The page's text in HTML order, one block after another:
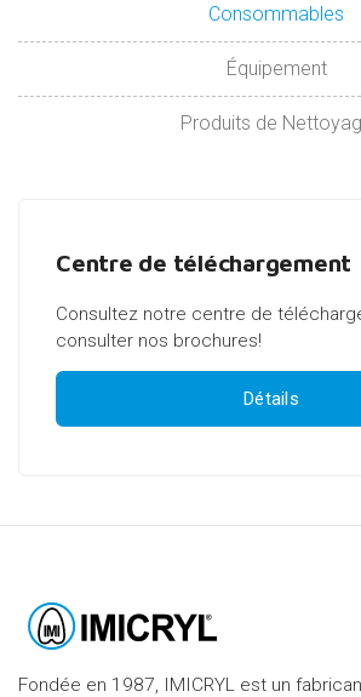
Consommables
Équipement
Produits de
Centre de téléchargement
Consultez notre centre de
consulter nos brochures!
Détails
Fondée en 1987, IMICRYL est un